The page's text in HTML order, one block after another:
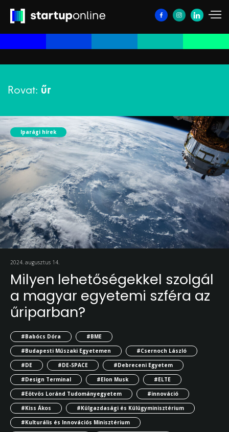
Rovat: űr
Iparági hírek
2024. augusztus 14.
Milyen lehetőségekkel szolgál
a magyar egyetemi szféra az
űriparban?
#Babócs Dóra
#BME
#Budapesti Műszaki Egyetemen
#Csernoch László
#DE
#DE-SPACE
#Debreceni Egyetem
#Design Terminal
#Elon Musk
#ELTE
#Eötvös Loránd Tudományegyetem
#innováció
#Kiss Ákos
#Külgazdasági és Külügyminisztérium
#Kulturális és Innovációs Minisztérium